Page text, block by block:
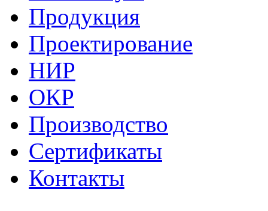
Продукция
Проектирование
НИР
ОКР
Производство
Сертификаты
Контакты